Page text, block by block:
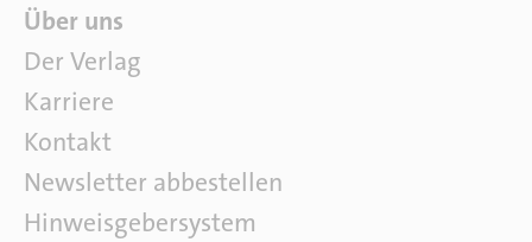
Ü
b
e
r
u
n
s
Über uns
Der Verlag
Karriere
Kontakt
Newsletter abbestellen
Hinweisgebersystem